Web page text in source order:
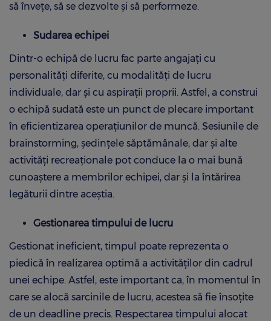
să învețe, să se dezvolte și să performeze.
Sudarea echipei
Dintr-o echipă de lucru fac parte angajați cu
personalități diferite, cu modalități de lucru
individuale, dar și cu aspirații proprii. Astfel, a construi
o echipă sudată este un punct de plecare important
în eficientizarea operațiunilor de muncă. Sesiunile de
brainstorming, ședințele săptămânale, dar și alte
activități recreaționale pot conduce la o mai bună
cunoaștere a membrilor echipei, dar și la întărirea
legăturii dintre aceștia.
Gestionarea timpului de lucru
Gestionat ineficient, timpul poate reprezenta o
piedică în realizarea optimă a activităților din cadrul
unei echipe. Astfel, este important ca, în momentul în
care se alocă sarcinile de lucru, acestea să fie însoțite
de un deadline precis. Respectarea timpului alocat